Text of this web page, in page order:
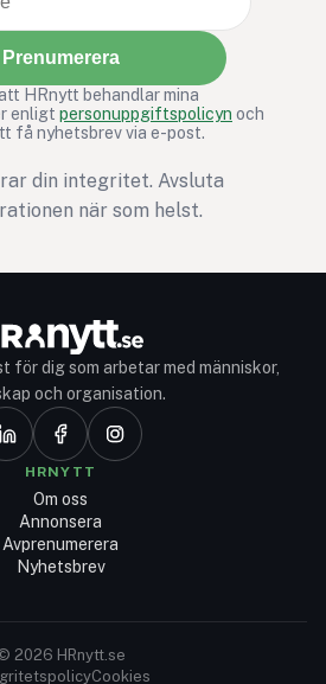
Prenumerera
HRnytt behandlar mina
enligt personuppgiftspolicyn och
få nyhetsbrev via e-post.
din integritet. Avsluta
när som helst.
för dig som arbetar med människor,
och organisation.
HRNYTT
Om oss
Annonsera
Avprenumerera
Nyhetsbrev
2026 HRnytt.se
Cookies